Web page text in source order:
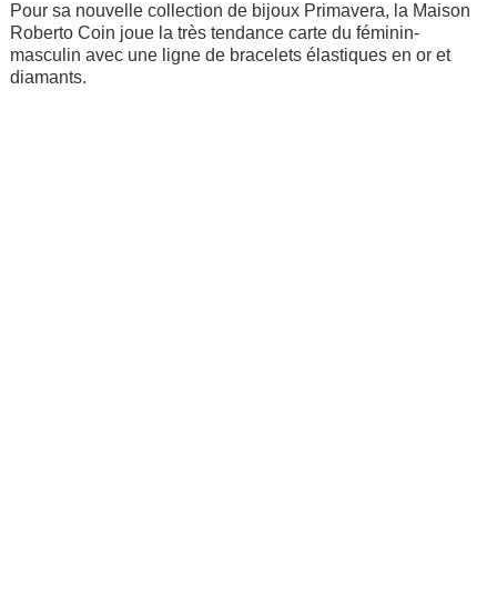
Pour sa nouvelle collection de bijoux Primavera, la Maison
Roberto Coin joue la très tendance carte du féminin-
masculin avec une ligne de bracelets élastiques en or et
diamants.